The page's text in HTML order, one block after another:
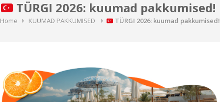
TÜRGI 2026: kuumad pakkumised!
Home KUUMAD PAKKUMISED TÜRGI 2026: kuumad pakkumised!